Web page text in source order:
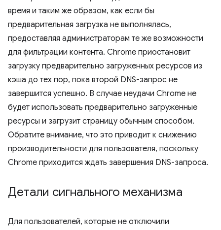
время и таким же образом, как если бы
предварительная загрузка не выполнялась,
предоставляя администраторам те же возможности
для фильтрации контента. Chrome приостановит
загрузку предварительно загруженных ресурсов из
кэша до тех пор, пока второй DNS-запрос не
завершится успешно. В случае неудачи Chrome не
будет использовать предварительно загруженные
ресурсы и загрузит страницу обычным способом.
Обратите внимание, что это приводит к снижению
производительности для пользователя, поскольку
Chrome приходится ждать завершения DNS-запроса.
Детали сигнального механизма
Для пользователей, которые не отключили